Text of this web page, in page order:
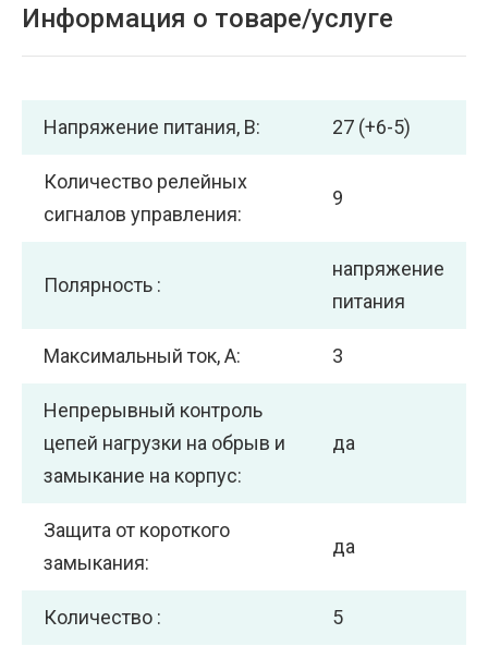
Информация о товаре/услуге
Напряжение питания, В: 27 (+6-5)
Количество релейных
сигналов управления:
9
Полярность :
напряжение
питания
Максимальный ток, А: 3
Непрерывный контроль
цепей нагрузки на обрыв и
замыкание на корпус:
да
Защита от короткого
замыкания:
да
Количество : 5